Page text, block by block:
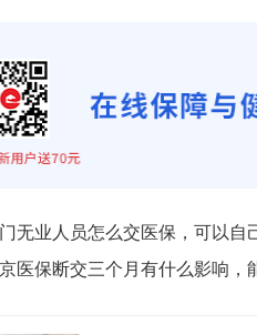
无业人员怎么交医保，可以自
医保断交三个月有什么影响，